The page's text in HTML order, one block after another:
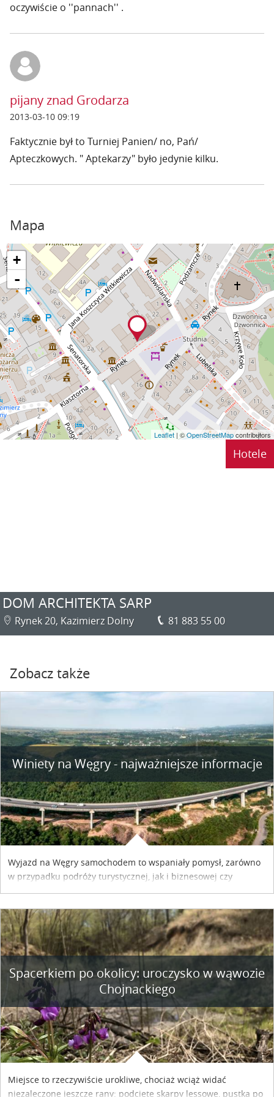
oczywiście o ''pannach'' .
pijany znad Grodarza
2013-03-10 09:19
Faktycznie był to Turniej Panien/ no, Pań/
Apteczkowych. " Aptekarzy" było jedynie kilku.
Mapa
+
-
Leaflet | ©OpenStreetMapcontributors
Hotele
DOM ARCHITEKTA SARP
Rynek 20, Kazimierz Dolny 81 883 55 00
Zobacz także
Winiety na Węgry - najważniejsze informacje
Wyjazd na Węgry samochodem to wspaniały pomysł, zarówno
w przypadku podróży turystycznej, jak i biznesowej czy
służbowej. Pamiętać tylko trzeba o wykupieniu winiety, co
współpracy reklamowej z Hungary Vignette.
Spacerkiem po okolicy: uroczysko w wąwozie
Chojnackiego
Miejsce to rzeczywiście urokliwe, chociaż wciąż widać
niezaleczone jeszcze rany: podcięte skarpy lessowe, pustka po